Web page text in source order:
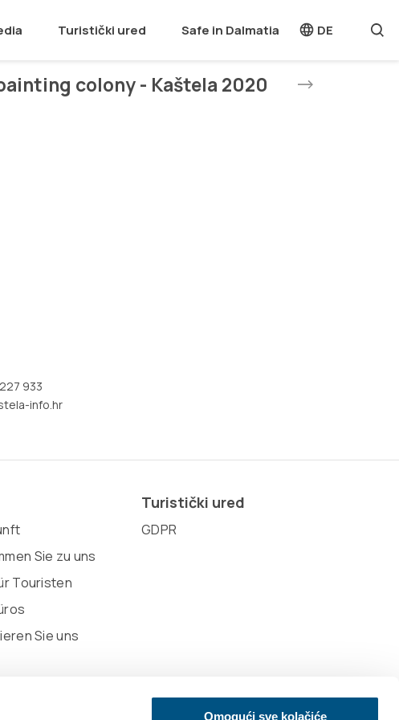
Omogući sve kolačiće
Turistički ured Safe in Dalmatia DE
colony - Kaštela 2020
933
info.hr
Sie zu uns
Touristen
Sie uns
Turistički ured
GDPR